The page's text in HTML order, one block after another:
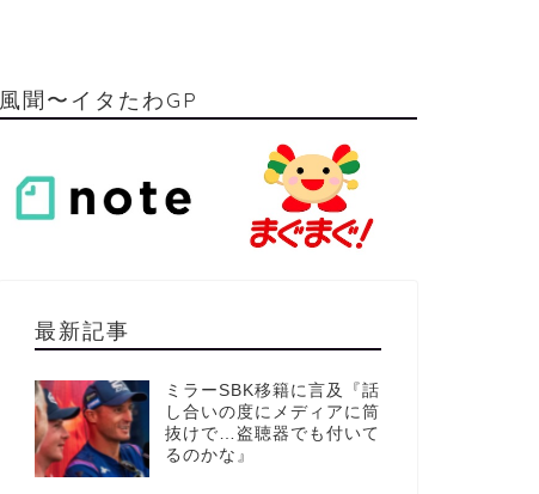
風聞〜イタたわGP
最新記事
ミラーSBK移籍に言及『話
し合いの度にメディアに筒
抜けで…盗聴器でも付いて
るのかな』